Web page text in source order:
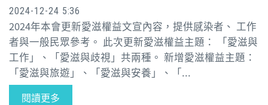
2024-12-24 5:36
2024年本會更新愛滋權益文宣內容，提供感染者、 工作
者與一般民眾參考。 此次更新愛滋權益主題： 「愛滋與
工作」、「愛滋與歧視」共兩種。 新增愛滋權益主題：
「愛滋與旅遊」、「愛滋與安養」、「...
閱讀更多